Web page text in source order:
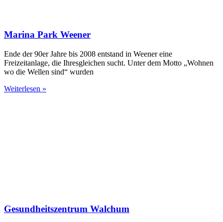
Marina Park Weener
Ende der 90er Jahre bis 2008 entstand in Weener eine
Freizeitanlage, die Ihresgleichen sucht. Unter dem Motto „Wohnen
wo die Wellen sind“ wurden
Weiterlesen »
Gesundheitszentrum Walchum